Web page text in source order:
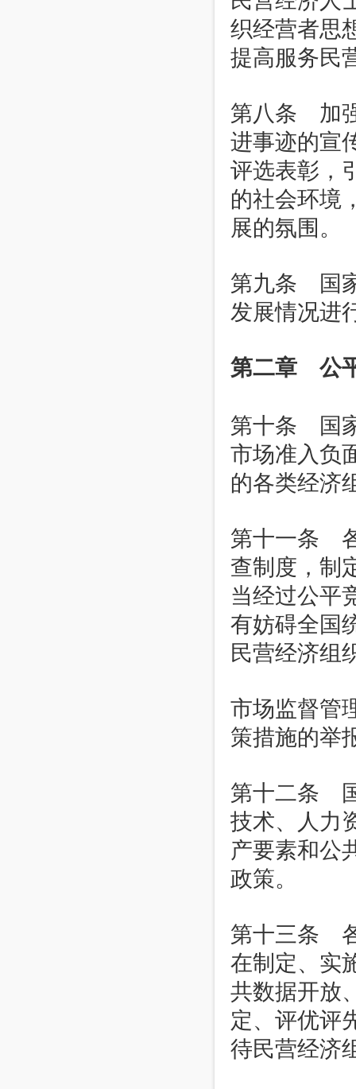
织经营者思
提高服务民
第八条 加
进事迹的宣
评选表彰，
的社会环境
展的氛围。
第九条 国
发展情况进
第二章 公
第十条 国
市场准入负
的各类经济
第十一条
查制度，制
当经过公平
有妨碍全国
民营经济组
市场监督管
策措施的举
第十二条
技术、人力
产要素和公
政策。
第十三条
在制定、实
共数据开放
定、评优评
待民营经济